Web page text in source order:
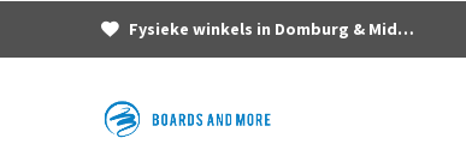
Fysieke winkels in Domburg & Middelburg